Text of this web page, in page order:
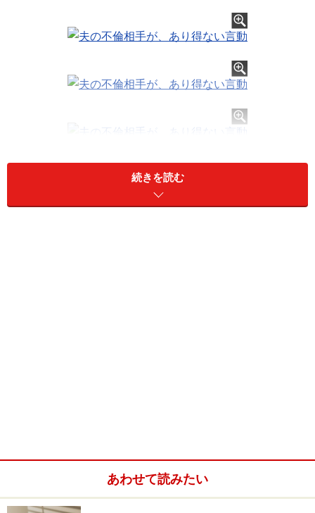
原案：亀山早苗
続きを読む
あわせて読みたい